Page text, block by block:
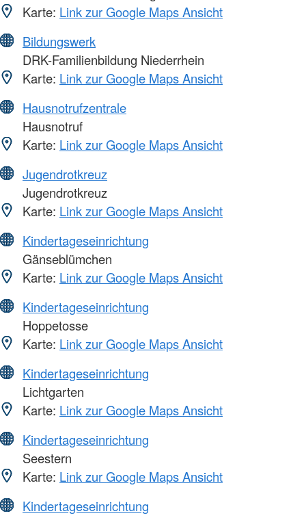
Karte: Link zur Google Maps Ansicht
Bildungswerk
DRK-Familienbildung Niederrhein
Karte: Link zur Google Maps Ansicht
Hausnotrufzentrale
Hausnotruf
Karte: Link zur Google Maps Ansicht
Jugendrotkreuz
Jugendrotkreuz
Karte: Link zur Google Maps Ansicht
Kindertageseinrichtung
Gänseblümchen
Karte: Link zur Google Maps Ansicht
Kindertageseinrichtung
Hoppetosse
Karte: Link zur Google Maps Ansicht
Kindertageseinrichtung
Lichtgarten
Karte: Link zur Google Maps Ansicht
Kindertageseinrichtung
Seestern
Karte: Link zur Google Maps Ansicht
Kindertageseinrichtung